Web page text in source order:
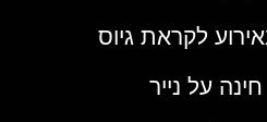
לקראת גיוס
על נייר